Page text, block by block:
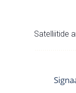
Satelliitide